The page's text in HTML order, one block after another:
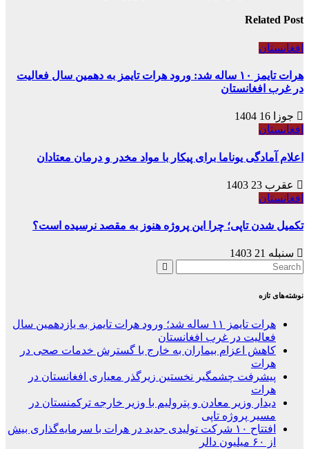
Related Post
افغانستان
هرات تایمز ۱۰ ساله شد: ورود هرات تایمز به دهمین سال فعالیت
در غرب افغانستان
جوزا 16 1404
افغانستان
اعلام آمادگی یوناما برای پیکار با مواد مخدر و درمان معتادان
عقرب 23 1403
افغانستان
تکمیل شدن تاپی؛ چرا این پروژه هنوز به مقصد نرسیده است؟
سنبله 21 1403
نوشته‌های تازه
هرات تایمز ۱۱ ساله شد؛ ورود هرات تایمز به یازدهمین سال
فعالیت در غرب افغانستان
کاهش اعزام بیماران به خارج با گسترش خدمات صحی در
هرات
پیشرفت چشمگیر نخستین زیرگذر معیاری افغانستان در
هرات
دیدار وزیر معادن و پترولیم با وزیر خارجه ترکمنستان در
مسیر پروژه تاپی
افتتاح ۱۰ شرکت تولیدی جدید در هرات با سرمایه‌گذاری بیش
از ۶۰ میلیون دالر